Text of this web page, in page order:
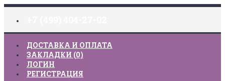
ДОСТАВКА И ОПЛАТА
ЗАКЛАДКИ (0)
ЛОГИН
РЕГИСТРАЦИЯ